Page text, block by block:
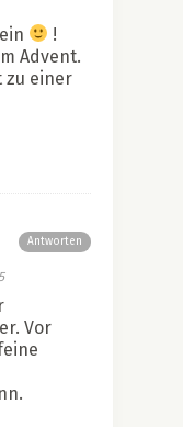
!
Advent.
zu einer
Antworten
Vor